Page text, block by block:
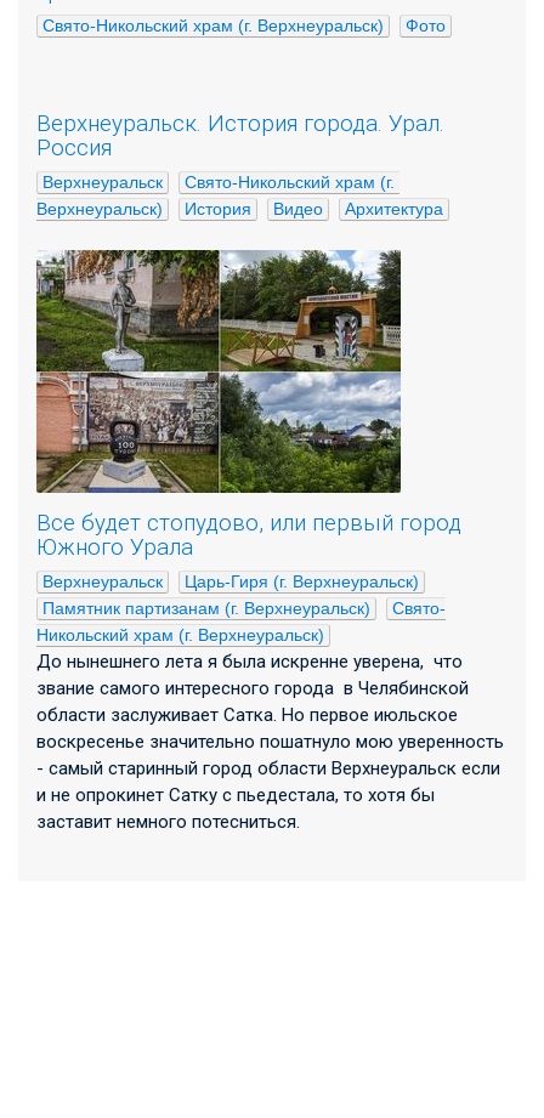
Свято-Никольский храм (г. Верхнеуральск) Фото
Верхнеуральск. История города. Урал.
Россия
Верхнеуральск
Свято-Никольский храм (г.
Верхнеуральск)
История Видео Архитектура
Все будет стопудово, или первый город
Южного Урала
Верхнеуральск
Царь-Гиря (г. Верхнеуральск)
Памятник партизанам (г. Верхнеуральск)
Свято-
Никольский храм (г. Верхнеуральск)
До нынешнего лета я была искренне уверена, что
звание самого интересного города в Челябинской
области заслуживает Сатка. Но первое июльское
воскресенье значительно пошатнуло мою уверенность
- самый старинный город области Верхнеуральск если
и не опрокинет Сатку с пьедестала, то хотя бы
заставит немного потесниться.